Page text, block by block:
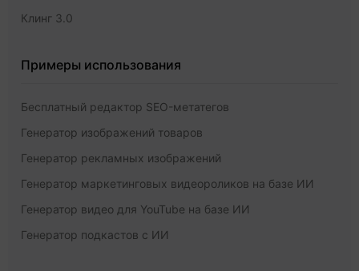
Клинг 3.0
Примеры использования
Бесплатный редактор SEO-метатегов
Генератор изображений товаров
Генератор рекламных изображений
Генератор маркетинговых видеороликов на базе ИИ
Генератор видео для YouTube на базе ИИ
Генератор подкастов с ИИ